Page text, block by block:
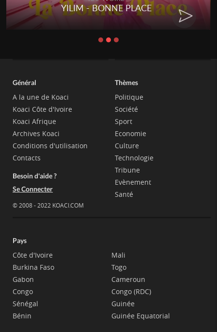
YILIM - BONNE PLACE
Général
A la une de Koaci
Koaci Côte d'Ivoire
Koaci Afrique
Archives Koaci
Conditions d'utilisation
Contacts
Besoin d'aide ?
Se Connecter
© 2008 - 2022 KOACI.COM
Thèmes
Politique
Société
Sport
Economie
Culture
Technologie
Tribune
Evènement
Santé
Pays
Côte d'Ivoire
Burkina Faso
Gabon
Congo
Sénégal
Bénin
Mali
Togo
Cameroun
Congo (RDC)
Guinée
Guinée Equatorial